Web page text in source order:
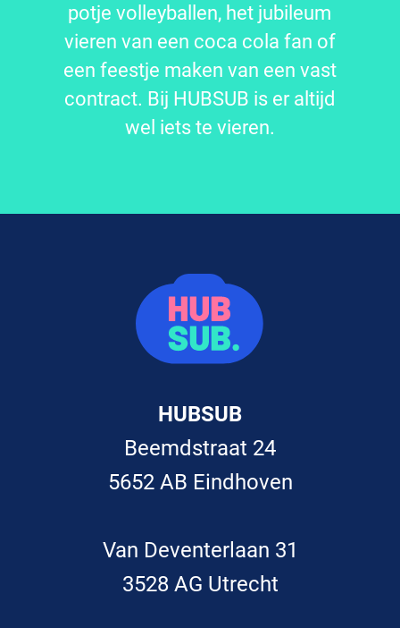
potje volleyballen, het jubileum
vieren van een coca cola fan of
een feestje maken van een vast
contract. Bij HUBSUB is er altijd
wel iets te vieren.
HUBSUB
Beemdstraat 24
5652 AB Eindhoven
Van Deventerlaan 31
3528 AG Utrecht